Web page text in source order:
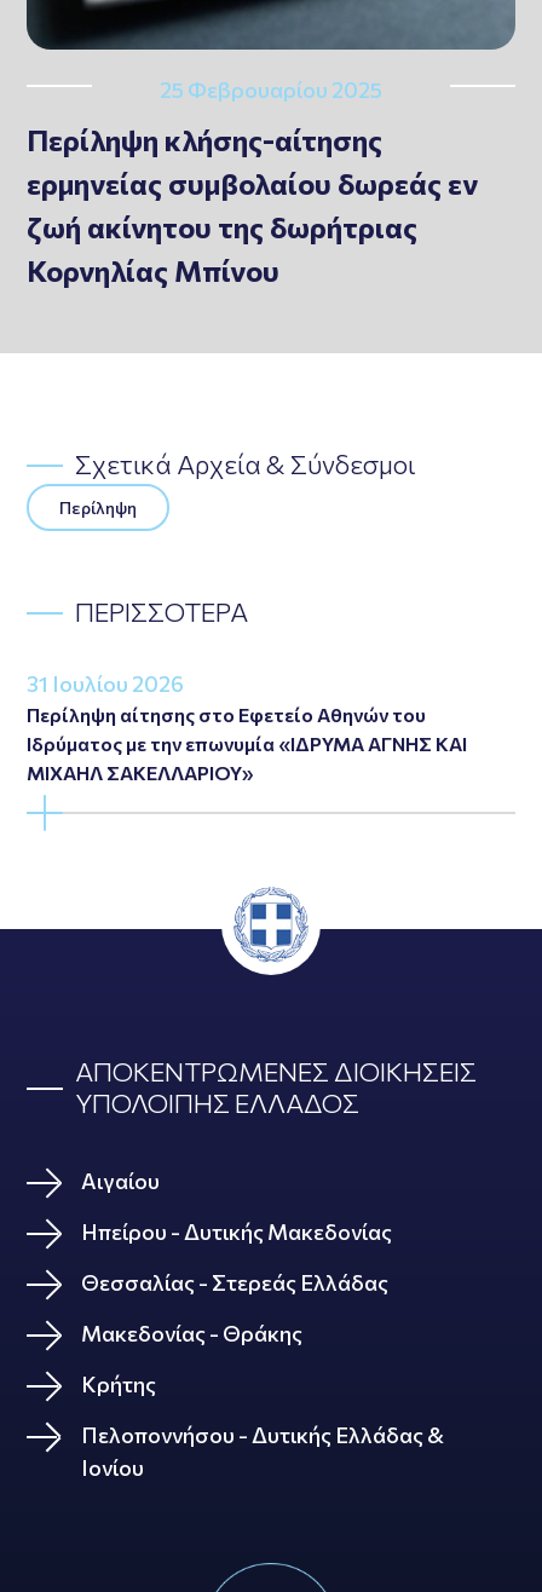
25 Φεβρουαρίου 2025
Περίληψη κλήσης-αίτησης
ερμηνείας συμβολαίου δωρεάς εν
ζωή ακίνητου της δωρήτριας
Κορνηλίας Μπίνου
Σχετικά Αρχεία & Σύνδεσμοι
Περίληψη
ΠΕΡΙΣΣΟΤΕΡΑ
31 Ιουλίου 2026
Περίληψη αίτησης στο Εφετείο Αθηνών του
Ιδρύματος με την επωνυμία «ΙΔΡΥΜΑ ΑΓΝΗΣ ΚΑΙ
ΜΙΧΑΗΛ ΣΑΚΕΛΛΑΡΙΟΥ»
ΑΠΟΚΕΝΤΡΩΜΕΝΕΣ ΔΙΟΙΚΗΣΕΙΣ
ΥΠΟΛΟΙΠΗΣ ΕΛΛΑΔΟΣ
Αιγαίου
Ηπείρου - Δυτικής Μακεδονίας
Θεσσαλίας - Στερεάς Ελλάδας
Μακεδονίας - Θράκης
Κρήτης
Πελοποννήσου - Δυτικής Ελλάδας &
Ιονίου